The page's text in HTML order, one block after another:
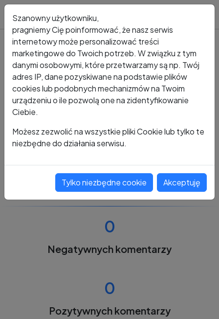
Kto dzwonił? Numer +48 482 278 285
+48 482 278 285
0
Negatywnych komentarzy
0
Pozytywnych komentarzy
Szanowny użytkowniku,
pragniemy Cię poinformować, że nasz serwis
internetowy może personalizować treści
marketingowe do Twoich potrzeb. W związku z tym
danymi osobowymi, które przetwarzamy są np. Twój
adres IP, dane pozyskiwane na podstawie plików
cookies lub podobnych mechanizmów na Twoim
urządzeniu o ile pozwolą one na zidentyfikowanie
Ciebie.
Możesz zezwolić na wszystkie pliki Cookie lub tylko te
niezbędne do działania serwisu.
Tylko niezbędne cookie Akceptuję